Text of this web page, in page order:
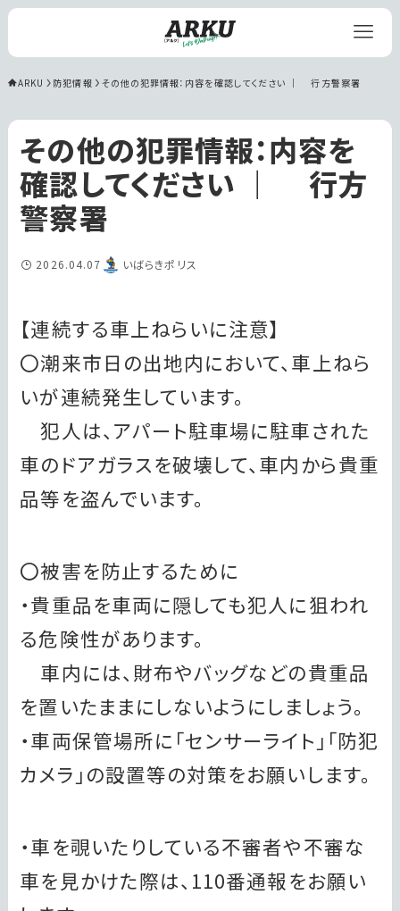
ARKU 防犯情報 その他の犯罪情報：内容を確認してください ｜ 　行方警察署
その他の犯罪情報：内容を
確認してください ｜ 行方
警察署
2026.04.07 いばらきポリス
【連続する車上ねらいに注意】
〇潮来市日の出地内において、車上ねら
いが連続発生しています。
犯人は、アパート駐車場に駐車された
車のドアガラスを破壊して、車内から貴重
品等を盗んでいます。
〇被害を防止するために
・貴重品を車両に隠しても犯人に狙われ
る危険性があります。
車内には、財布やバッグなどの貴重品
を置いたままにしないようにしましょう。
・車両保管場所に「センサーライト」「防犯
カメラ」の設置等の対策をお願いします。
・車を覗いたりしている不審者や不審な
車を見かけた際は、110番通報をお願い